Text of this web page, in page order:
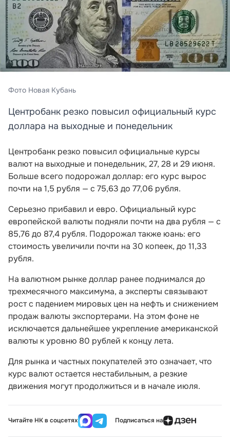
Фото Новая Кубань
Центробанк резко повысил официальный курс
доллара на выходные и понедельник
Центробанк резко повысил официальные курсы
валют на выходные и понедельник, 27, 28 и 29 июня.
Больше всего подорожал доллар: его курс вырос
почти на 1,5 рубля — с 75,63 до 77,06 рубля.
Серьезно прибавил и евро. Официальный курс
европейской валюты подняли почти на два рубля — с
85,76 до 87,4 рубля. Подорожал также юань: его
стоимость увеличили почти на 30 копеек, до 11,33
рубля.
На валютном рынке доллар ранее поднимался до
трехмесячного максимума, а эксперты связывают
рост с падением мировых цен на нефть и снижением
продаж валюты экспортерами. На этом фоне не
исключается дальнейшее укрепление американской
валюты к уровню 80 рублей к концу лета.
Для рынка и частных покупателей это означает, что
курс валют остается нестабильным, а резкие
движения могут продолжиться и в начале июля.
Читайте НК в соцсетях Подписаться на